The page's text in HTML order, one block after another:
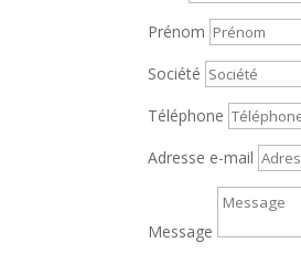
Prénom
Société
Téléphone
Adresse e-mail
Message